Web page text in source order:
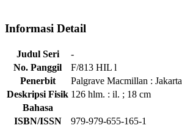
Informasi Detail
Judul Seri
-
No. Panggil
F/813 HIL l
Penerbit
Palgrave Macmillan : Jakarta
Deskripsi Fisik 126 hlm. : il. ; 18 cm
Bahasa
ISBN/ISSN
979-979-655-165-1